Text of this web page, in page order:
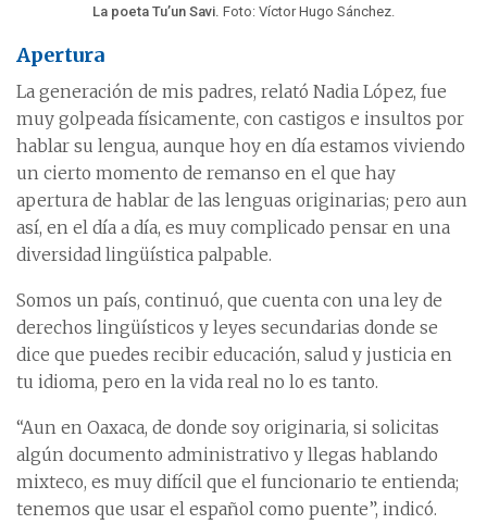
La poeta Tu’un Savi. Foto: Víctor Hugo Sánchez.
Apertura
La generación de mis padres, relató Nadia López, fue
muy golpeada físicamente, con castigos e insultos por
hablar su lengua, aunque hoy en día estamos viviendo
un cierto momento de remanso en el que hay
apertura de hablar de las lenguas originarias; pero aun
así, en el día a día, es muy complicado pensar en una
diversidad lingüística palpable.
Somos un país, continuó, que cuenta con una ley de
derechos lingüísticos y leyes secundarias donde se
dice que puedes recibir educación, salud y justicia en
tu idioma, pero en la vida real no lo es tanto.
“Aun en Oaxaca, de donde soy originaria, si solicitas
algún documento administrativo y llegas hablando
mixteco, es muy difícil que el funcionario te entienda;
tenemos que usar el español como puente”, indicó.